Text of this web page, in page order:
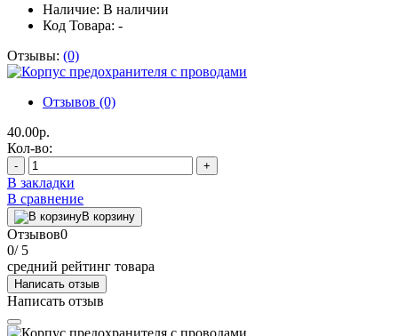
Наличие: В наличии
Код Товара: -
Отзывы: (0)
Отзывов (0)
40.00р.
Кол-во:
- +
В закладки
В сравнение
В корзину
Отзывов0
0/ 5
средний рейтинг товара
Написать отзыв
Написать отзыв